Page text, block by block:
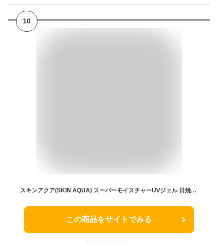
10
スキンアクア(SKIN AQUA) スーパーモイスチャーUVジェル 日焼け止め 110g (ヒアルロン酸配合UV、スーッと密着ジェル、SPF50+ PA++++)
この商品をサイトでみる